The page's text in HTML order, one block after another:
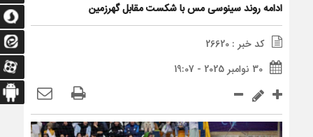
ادامه روند سینوسی مس با شکست مقابل گهرزمین
کد خبر : 26620
30 نوامبر 2025 - 19:07